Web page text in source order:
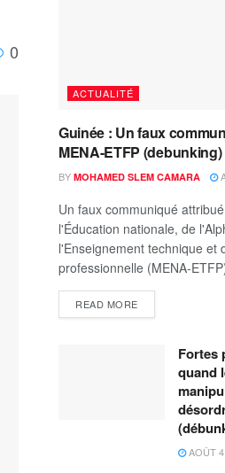
0
ACTUALITÉ
Guinée : Un faux
MENA-ETFP (debunking)
BY MOHAMED SLEM CAMARA
Un faux communiqué
l'Éducation nationale, de
l'Enseignement technique et
professionnelle (MENA-
READ MORE
Fortes
quand
AOÛT